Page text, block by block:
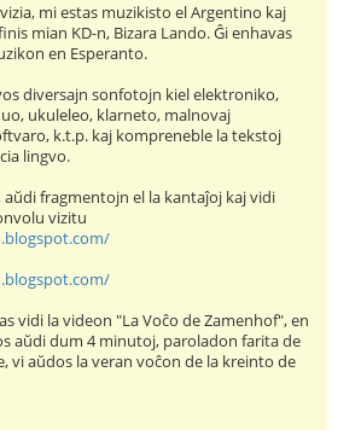
mi estas muzikisto el Argentino kaj
mian KD-n, Bizara Lando. Ĝi enhavas
en Esperanto.
diversajn sonfotojn kiel elektroniko,
ukuleleo, klarneto, malnovaj
k.t.p. kaj kompreneble la tekstoj
lingvo.
aŭdi fragmentojn el la kantaĵoj kaj vidi
vizitu
vidi la videon "La Voĉo de Zamenhof", en
aŭdi dum 4 minutoj, paroladon farita de
vi aŭdos la veran voĉon de la kreinto de